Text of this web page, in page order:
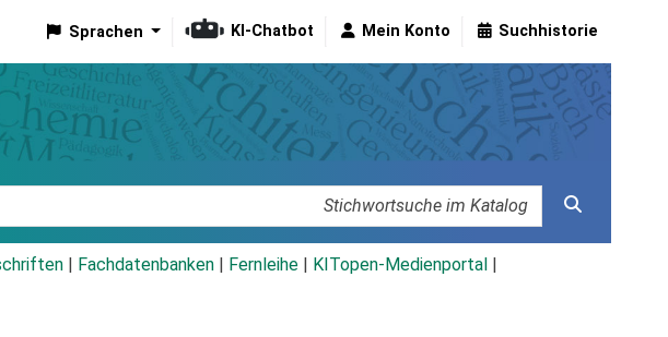
Sprachen KI-Chatbot Mein Konto Suchhistorie
Fachdatenbanken Fernleihe KITopen-Medienportal